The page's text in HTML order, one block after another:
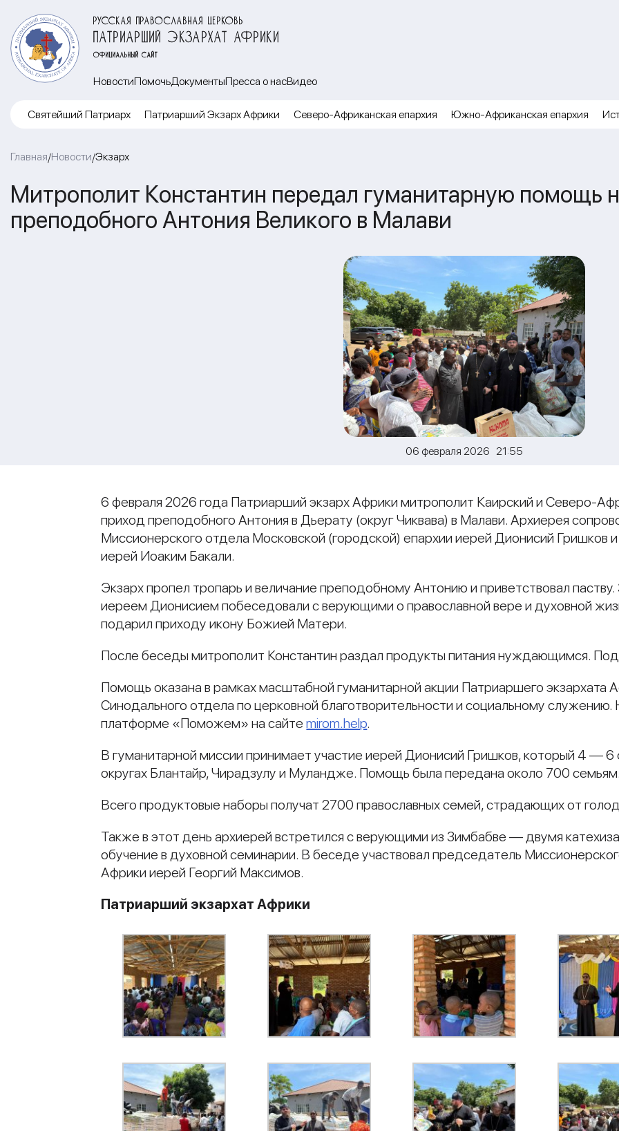
РУССКАЯ ПРАВОСЛАВНАЯ ЦЕРКОВЬ
ПАТРИАРШИЙ ЭКЗАРХАТ АФРИКИ
ОФИЦИАЛЬНЫЙ САЙТ
НовостиПомочьДокументыПресса о насВидео
Cвятейший Патриарх Патриарший Экзарх Африки Северо-Африканская епархия Южно-Африканская епархия
Главная/Новости/Экзарх
Митрополит Константин передал гуманитарную
преподобного Антония Великого в Малави
06 февраля 2026 21:55
6 февраля 2026 года Патриарший экзарх Африки митрополит Каирский и Северо-
приход преподобного Антония в Дьерату (округ Чиквава) в Малави. Архиерея
Миссионерского отдела Московской (городской) епархии иерей Дионисий Гришков
иерей Иоаким Бакали.
Экзарх пропел тропарь и величание преподобному Антонию и приветствовал
иереем Дионисием побеседовали с верующими о православной вере и духовной
подарил приходу икону Божией Матери.
После беседы митрополит Константин раздал продукты питания нуждающимся.
Помощь оказана в рамках масштабной гуманитарной акции Патриаршего экзархата
Синодального отдела по церковной благотворительности и социальному
платформе «Поможем» на сайтеmirom.help.
В гуманитарной миссии принимает участие иерей Дионисий Гришков, который 4 — 6
округах Блантайр, Чирадзулу и Муландже. Помощь была передана около 700
Всего продуктовые наборы получат 2700 православных семей, страдающих от
Также в этот день архиерей встретился с верующими из Зимбабве — двумя
обучение в духовной семинарии. В беседе участвовал председатель
Африки иерей Георгий Максимов.
Патриарший экзархат Африки